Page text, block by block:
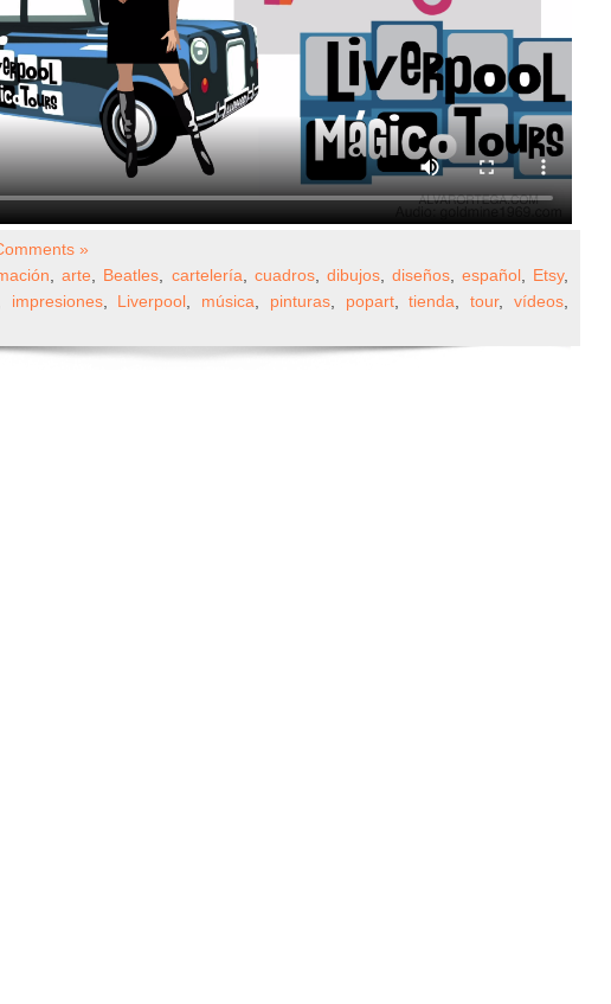
»
,arte Beatles cartelería cuadros, dibujos, diseños, español, Etsy,
impresiones, Liverpool música pinturas, popart,tienda ,tour,vídeos